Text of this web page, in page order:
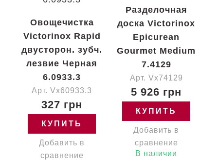
Овощечистка
Victorinox Rapid
двусторон. зубч.
лезвие Черная
6.0933.3
Арт. Vx60933.3
327 грн
КУПИТЬ
Добавить в
сравнение
Разделочная
доска Victorinox
Epicurean
Gourmet Medium
7.4129
Арт. Vx74129
5 926 грн
КУПИТЬ
Добавить в
сравнение
В наличии